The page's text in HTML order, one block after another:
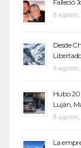
Falleció
8
Desde
8
Hubo
Luján,
8
La